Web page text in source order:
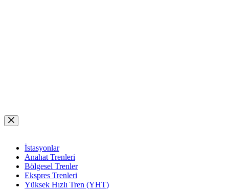
Skip
to
İstasyonlar
Anahat Trenleri
Bölgesel Trenler
Ekspres Trenleri
Yüksek Hızlı Tren (YHT)